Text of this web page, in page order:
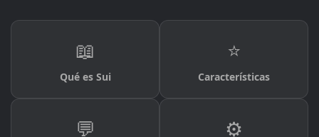
📖
Qué es Sui
⭐
Características
💬 ⚙️